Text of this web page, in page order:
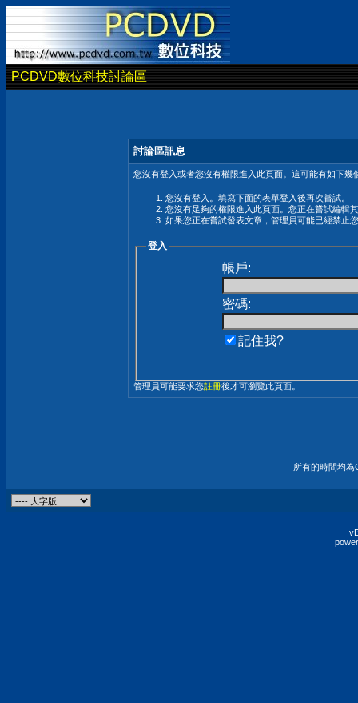
PCDVD數位科技討論區
討論區訊息
您沒有登入或者您沒有權限進入此頁面。這可能有如下幾
您沒有登入。填寫下面的表單登入後再次嘗試。
您沒有足夠的權限進入此頁面。您正在嘗試編輯
如果您正在嘗試發表文章，管理員可能已經禁止
登入
帳戶:
密碼:
記住我?
管理員可能要求您註冊後才可瀏覽此頁面。
所有的時間均為